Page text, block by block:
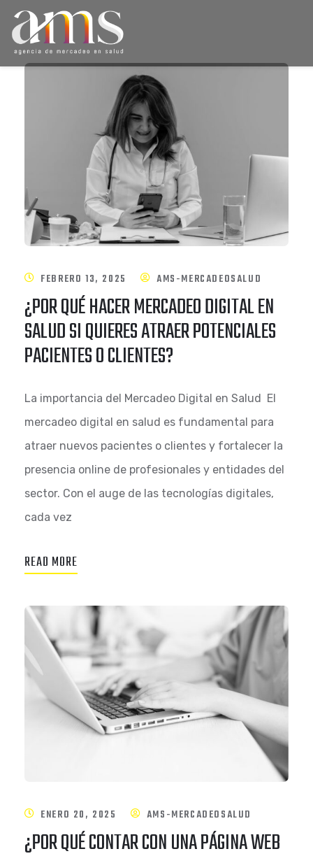
FEBRERO 13, 2025 AMS-MERCADEOSALUD
¿POR QUÉ HACER MERCADEO DIGITAL EN
SALUD SI QUIERES ATRAER POTENCIALES
PACIENTES O CLIENTES?
La importancia del Mercadeo Digital en Salud El
mercadeo digital en salud es fundamental para
atraer nuevos pacientes o clientes y fortalecer la
presencia online de profesionales y entidades del
sector. Con el auge de las tecnologías digitales,
cada vez
READ MORE
ENERO 20, 2025 AMS-MERCADEOSALUD
¿POR QUÉ CONTAR CON UNA PÁGINA WEB